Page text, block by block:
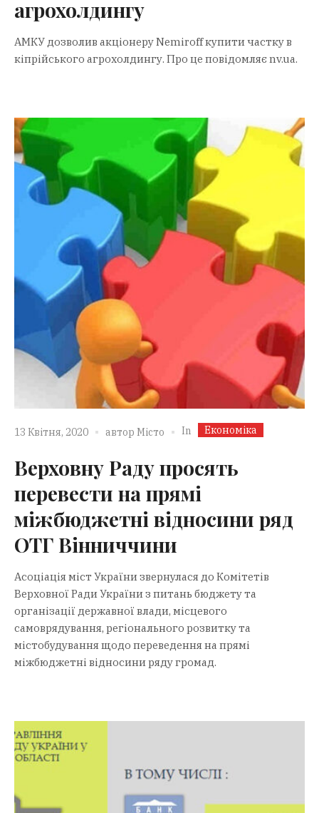
агрохолдингу
АМКУ дозволив акціонеру Nemiroff купити частку в
кіпрійського агрохолдингу. Про це повідомляє nv.ua.
13 Квітня, 2020 автор Місто In Економіка
Верховну Раду просять
перевести на прямі
міжбюджетні відносини ряд
ОТГ Вінниччини
Асоціація міст України звернулася до Комітетів
Верховної Ради України з питань бюджету та
організації державної влади, місцевого
самоврядування, регіонального розвитку та
містобудування щодо переведення на прямі
міжбюджетні відносини ряду громад.